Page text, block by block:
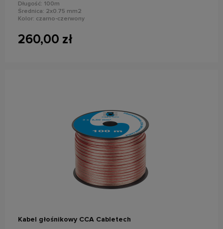
Długość: 100m
Średnica: 2x0.75 mm2
Kolor: czarno-czerwony
260,00 zł
Kabel głośnikowy CCA Cabletech
do koszyka